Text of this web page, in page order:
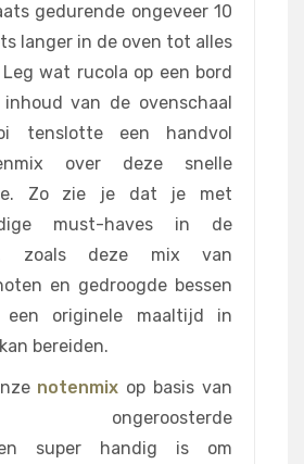
gedurende ongeveer 10
langer in de oven tot alles
wat rucola op een bord
van de ovenschaal
tenslotte een handvol
over deze snelle
Zo zie je dat je met
must-haves in de
zoals deze mix van
en gedroogde bessen
een originele maaltijd in
bereiden.
notenmix op basis van
ongeroosterde
super handig is om